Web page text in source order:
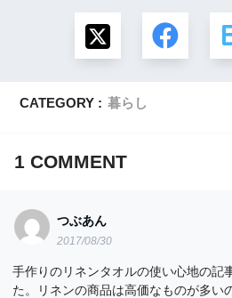
CATEGORY : 暮らし
1 COMMENT
つぶあん
2017/08/30
手作りのリネンタオルの使い心地の記
た。リネンの商品は高価なものが多い